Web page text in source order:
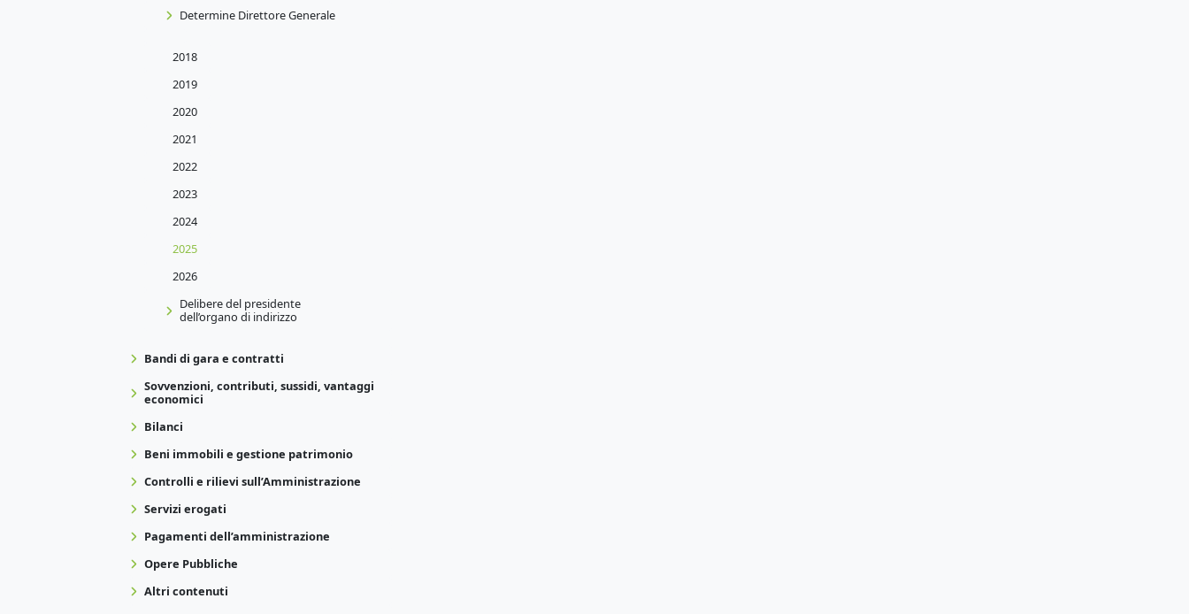
Determine Direttore Generale
2018
2019
2020
2021
2022
2023
2024
2025
2026
Delibere del presidente
dell’organo di indirizzo
Bandi di gara e contratti
Sovvenzioni, contributi, sussidi, vantaggi
economici
Bilanci
Beni immobili e gestione patrimonio
Controlli e rilievi sull’Amministrazione
Servizi erogati
Pagamenti dell’amministrazione
Opere Pubbliche
Altri contenuti